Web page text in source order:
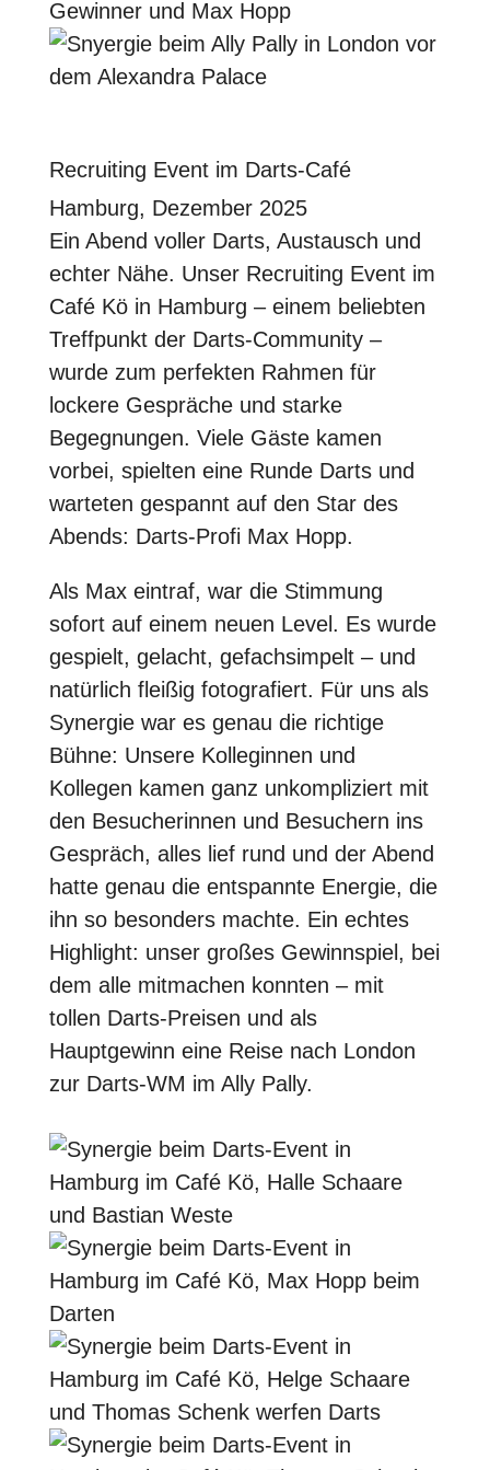
Recruiting Event im Darts-Café
Hamburg, Dezember 2025
Ein Abend voller Darts, Austausch und
echter Nähe. Unser Recruiting Event im
Café Kö in Hamburg – einem beliebten
Treffpunkt der Darts-Community –
wurde zum perfekten Rahmen für
lockere Gespräche und starke
Begegnungen. Viele Gäste kamen
vorbei, spielten eine Runde Darts und
warteten gespannt auf den Star des
Abends: Darts-Profi Max Hopp.
Als Max eintraf, war die Stimmung
sofort auf einem neuen Level. Es wurde
gespielt, gelacht, gefachsimpelt – und
natürlich fleißig fotografiert. Für uns als
Synergie war es genau die richtige
Bühne: Unsere Kolleginnen und
Kollegen kamen ganz unkompliziert mit
den Besucherinnen und Besuchern ins
Gespräch, alles lief rund und der Abend
hatte genau die entspannte Energie, die
ihn so besonders machte. Ein echtes
Highlight: unser großes Gewinnspiel, bei
dem alle mitmachen konnten – mit
tollen Darts-Preisen und als
Hauptgewinn eine Reise nach London
zur Darts-WM im Ally Pally.